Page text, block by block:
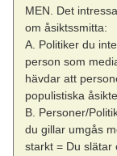
MEN. Det
om åsiktssmitta:
A. Politiker du
person som
hävdar att
populistiska
B. Personer/
du gillar umgås
starkt = Du slätar